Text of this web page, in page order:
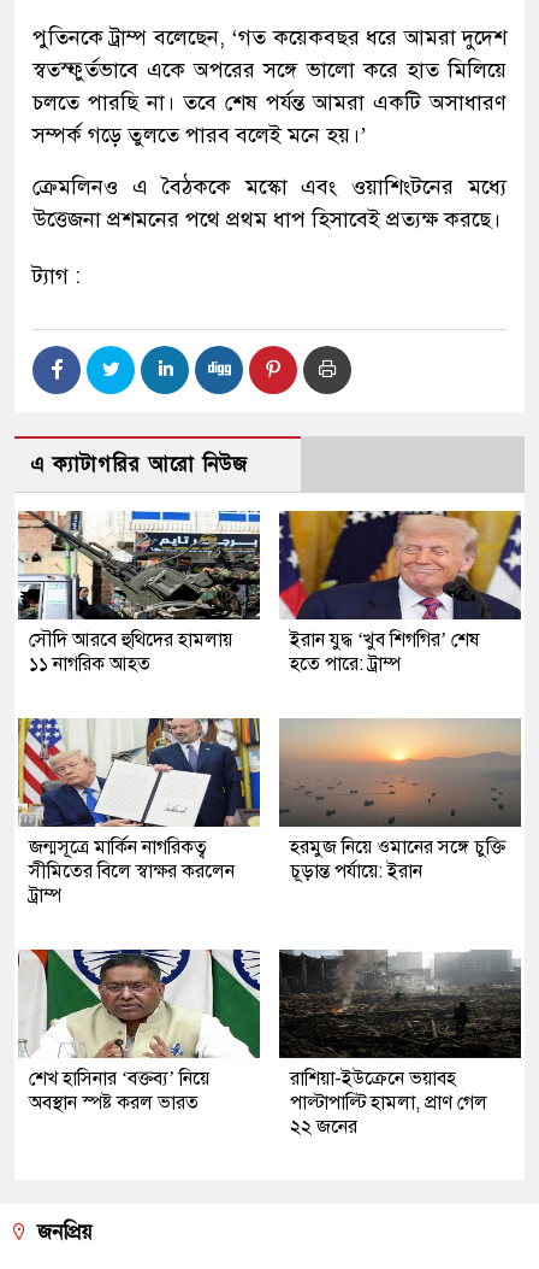
পুতিনকে ট্রাম্প বলেছেন, ‘গত কয়েকবছর ধরে আমরা দুদেশ
স্বতস্ফুর্তভাবে একে অপরের সঙ্গে ভালো করে হাত মিলিয়ে
চলতে পারছি না। তবে শেষ পর্যন্ত আমরা একটি অসাধারণ
সম্পর্ক গড়ে তুলতে পারব বলেই মনে হয়।’
ক্রেমলিনও এ বৈঠককে মস্কো এবং ওয়াশিংটনের মধ্যে
উত্তেজনা প্রশমনের পথে প্রথম ধাপ হিসাবেই প্রত্যক্ষ করছে।
ট্যাগ :
এ ক্যাটাগরির আরো নিউজ
সৌদি আরবে হুথিদের হামলায়
১১ নাগরিক আহত
ইরান যুদ্ধ ‘খুব শিগগির’ শেষ
হতে পারে: ট্রাম্প
জন্মসূত্রে মার্কিন নাগরিকত্ব
সীমিতের বিলে স্বাক্ষর করলেন
ট্রাম্প
হরমুজ নিয়ে ওমানের সঙ্গে চুক্তি
চূড়ান্ত পর্যায়ে: ইরান
শেখ হাসিনার ‘বক্তব্য’ নিয়ে
অবস্থান স্পষ্ট করল ভারত
রাশিয়া-ইউক্রেনে ভয়াবহ
পাল্টাপাল্টি হামলা, প্রাণ গেল
২২ জনের
জনপ্রিয়